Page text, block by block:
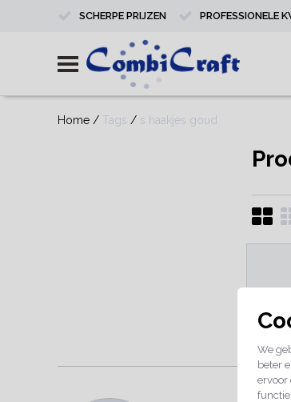
We
beter
ervoor
SCHERPE PRIJZEN PROFESSIONELE
Home / Tags / s haakjes goud